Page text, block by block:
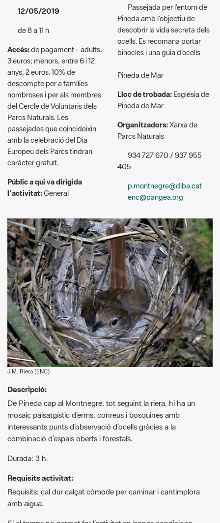
Accés:de pagament - adults,
3 euros; menors, entre 6 i 12
descompte per a famílies
nombroses i per als membres
del Cercle de Voluntaris dels
Parcs Naturals. Les
passejades que coincideixin
amb la celebració del Dia
Europeu dels Parcs tindran
caràcter gratuït.
Públic a qui va dirigida
l'activitat:
General
ocells. Es recomana portar
binocles i una guia d’ocells
Pineda de Mar
Lloc de trobada:
Pineda de Mar
Organitzadors:
Xarxa de
Parcs Naturals
934 727 670 / 937 955
405
p.montnegre@diba.cat
enc@pangea.org
J.M. Riera (ENC)
Descripció:
De Pineda cap al Montnegre, tot seguint la riera, hi ha un
interessants punts d’observació d’ocells gràcies a la
combinació d’espais oberts i forestals.
Durada: 3 h.
Requisits activitat:
Requisits: cal dur calçat còmode per caminar i cantimplora
Si el temps no permet fer l’activitat en bones condicions,
s’anul·larà la sortida.
Es recomana fer inscripció prèvia.